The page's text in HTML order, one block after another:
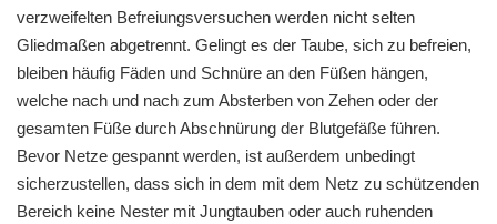
verzweifelten Befreiungsversuchen werden nicht selten
Gliedmaßen abgetrennt. Gelingt es der Taube, sich zu befreien,
bleiben häufig Fäden und Schnüre an den Füßen hängen,
welche nach und nach zum Absterben von Zehen oder der
gesamten Füße durch Abschnürung der Blutgefäße führen.
Bevor Netze gespannt werden, ist außerdem unbedingt
sicherzustellen, dass sich in dem mit dem Netz zu schützenden
Bereich keine Nester mit Jungtauben oder auch ruhenden